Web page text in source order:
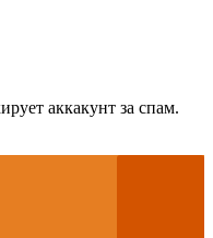
аккакунт за спам.